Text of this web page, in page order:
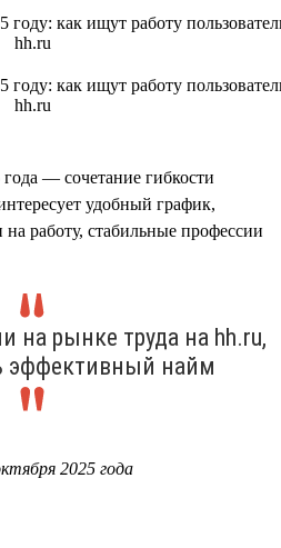
— сочетание гибкости
удобный график,
работу, стабильные профессии
на рынке труда на hh.ru,
эффективный найм
2025 года